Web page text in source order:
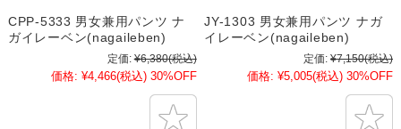
CPP-5333 男女兼用パンツ ナ
ガイレーベン(nagaileben)
定価: ¥6,380(税込)
価格: ¥4,466(税込) 30%OFF
JY-1303 男女兼用パンツ ナガ
イレーベン(nagaileben)
定価: ¥7,150(税込)
価格: ¥5,005(税込) 30%OFF